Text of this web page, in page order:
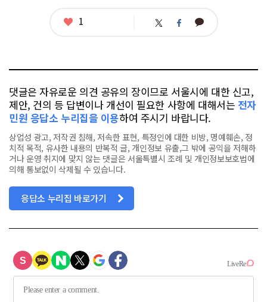
좋1 트 페 카
댓글은 자유로운 의견 공유의 장이므로 서울시에 대한 신고,
제안, 건의 등 답변이나 개선이 필요한 사항에 대해서는 전자
민원 응답소 누리집을 이용하여 주시기 바랍니다.
상업성 광고, 저작권 침해, 저속한 표현, 특정인에 대한 비방, 명예훼손, 정
치적 목적, 유사한 내용의 반복적 글, 개인정보 유출,그 밖에 공익을 저해하
거나 운영 취지에 맞지 않는 댓글은 서울특별시 조례 및 개인정보보호법에
의해 통보없이 삭제될 수 있습니다.
응답소 누리집 바로가기